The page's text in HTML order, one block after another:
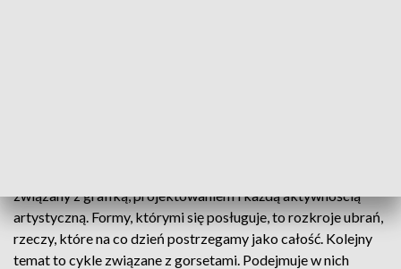
związany z grafiką, projektowaniem i każdą aktywnością
artystyczną. Formy, którymi się posługuje, to rozkroje ubrań,
rzeczy, które na co dzień postrzegamy jako całość. Kolejny
temat to cykle związane z gorsetami. Podejmuje w nich